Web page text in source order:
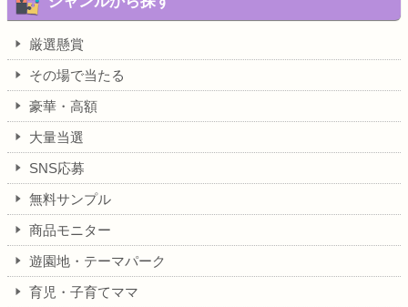
厳選懸賞
その場で当たる
豪華・高額
大量当選
SNS応募
無料サンプル
商品モニター
遊園地・テーマパーク
育児・子育てママ